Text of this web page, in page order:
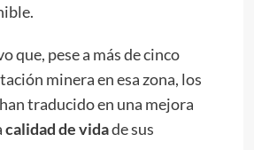
que, pese a más de cinco
minera en esa zona, los
traducido en una mejora
calidad de vidade sus